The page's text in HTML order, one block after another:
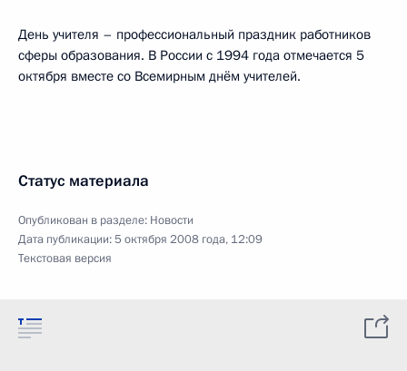
День учителя – профессиональный праздник работников
сферы образования. В России с 1994 года отмечается 5
октября вместе со Всемирным днём учителей.
Статус материала
Опубликован в разделе: Новости
Дата публикации:5 октября 2008 года, 12:09
Текстовая версия